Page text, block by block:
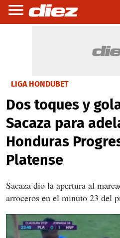
LIGA HONDUBET
Dos toques y
Sacaza para
Honduras
Platense
Sacaza dio la apertura al
arroceros en el minuto 23 del